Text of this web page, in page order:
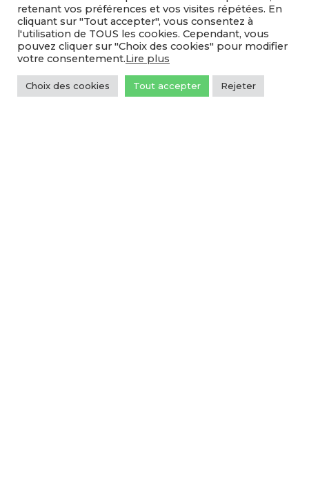
RÉSULTATS CDF ENDURO KID GOUDELIN (22)
– 25 JUILLET 2026
RÉSULTATS MX PLOUASNE (22) – 19 JUILLET
retenant vos préférences et vos visites répétées. En
cliquant sur "Tout accepter", vous consentez à
l'utilisation de TOUS les cookies. Cependant, vous
pouvez cliquer sur "Choix des cookies" pour modifier
votre consentement.Lire plus
Choix des cookies Tout accepter Rejeter